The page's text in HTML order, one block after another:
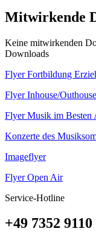
Mitwirkende
Keine mitwirkenden
Downloads
Flyer Fortbildung
Flyer Inhouse/
Flyer Musik im Besten
Konzerte des
Imageflyer
Flyer Open Air
Service-Hotline
+49 7352 9110